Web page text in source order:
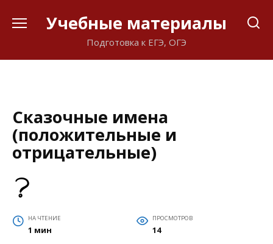
Учебные материалы
Подготовка к ЕГЭ, ОГЭ
Сказочные имена
(положительные и
отрицательные)
НА ЧТЕНИЕ
1 мин
ПРОСМОТРОВ
14